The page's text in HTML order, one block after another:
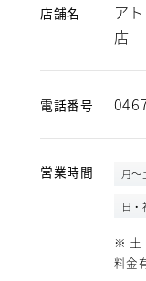
店舗名
ア
店
電話番号
営業時間 月～
日・
※ 土
料金